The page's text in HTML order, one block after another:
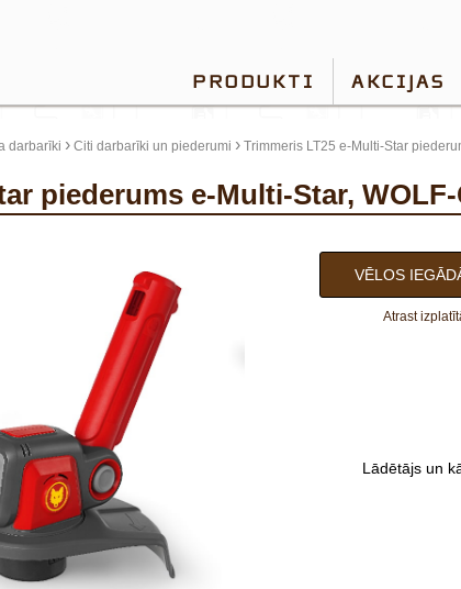
PRODUKTI AKCIJAS
darbarīki › Citi darbarīki un piederumi › Trimmeris LT25 e-Multi-Star
piederums e-Multi-Star,
VĒLOS
Atrast
Lādētājs un